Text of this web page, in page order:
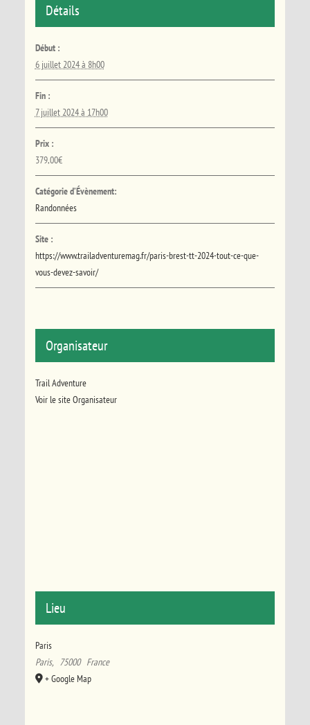
Détails
Début :
6 juillet 2024 à 8h00
Fin :
7 juillet 2024 à 17h00
Prix :
379,00€
Catégorie d’Évènement:
Randonnées
Site :
https://www.trailadventuremag.fr/paris-brest-tt-2024-tout-ce-que-
vous-devez-savoir/
Organisateur
Trail Adventure
Voir le site Organisateur
Lieu
Paris
Paris, 75000 France
+ Google Map